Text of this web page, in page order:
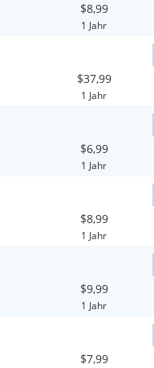
$8,99
1 Jahr
$37,99
1 Jahr
$6,99
1 Jahr
$8,99
1 Jahr
$9,99
1 Jahr
$7,99